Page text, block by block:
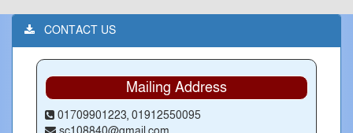
CONTACT US
Mailing Address
01709901223, 01912550095